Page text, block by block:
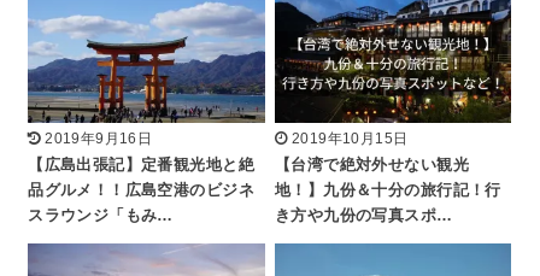
2019年9月16日
【広島出張記】定番観光地と絶
品グルメ！！広島空港のビジネ
スラウンジ「もみ…
2019年10月15日
【台湾で絶対外せない観光
地！】九份＆十分の旅行記！行
き方や九份の写真スポ…